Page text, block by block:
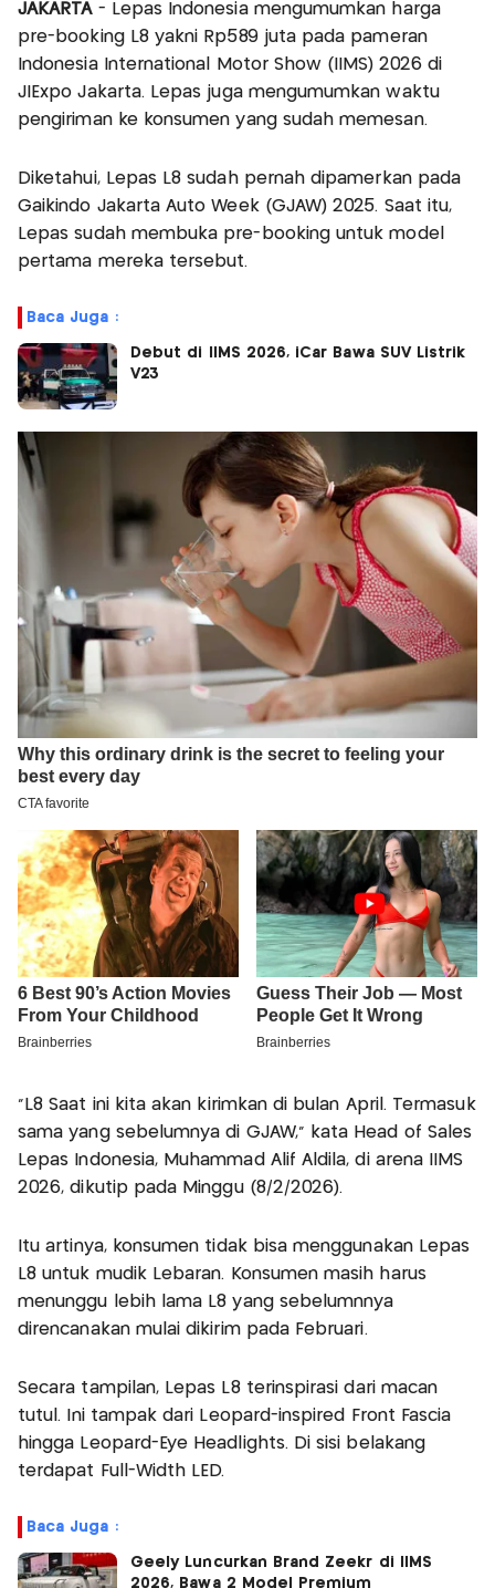
JAKARTA- Lepas Indonesia mengumumkan harga
pre-booking L8 yakni Rp589 juta pada pameran
Indonesia International Motor Show (IIMS) 2026 di
JIExpo Jakarta. Lepas juga mengumumkan waktu
pengiriman ke konsumen yang sudah memesan.
Diketahui, Lepas L8 sudah pernah dipamerkan pada
Gaikindo Jakarta Auto Week (GJAW) 2025. Saat itu,
Lepas sudah membuka pre-booking untuk model
pertama mereka tersebut.
Baca Juga :
Debut di IIMS 2026, iCar Bawa SUV Listrik
V23
"L8 Saat ini kita akan kirimkan di bulan April. Termasuk
sama yang sebelumnya di GJAW," kata Head of Sales
Lepas Indonesia, Muhammad Alif Aldila, di arena IIMS
2026, dikutip pada Minggu (8/2/2026).
Itu artinya, konsumen tidak bisa menggunakan Lepas
L8 untuk mudik Lebaran. Konsumen masih harus
menunggu lebih lama L8 yang sebelumnnya
direncanakan mulai dikirim pada Februari.
Secara tampilan, Lepas L8 terinspirasi dari macan
tutul. Ini tampak dari Leopard-inspired Front Fascia
hingga Leopard-Eye Headlights. Di sisi belakang
terdapat Full-Width LED.
Baca Juga :
Geely Luncurkan Brand Zeekr di IIMS
2026, Bawa 2 Model Premium